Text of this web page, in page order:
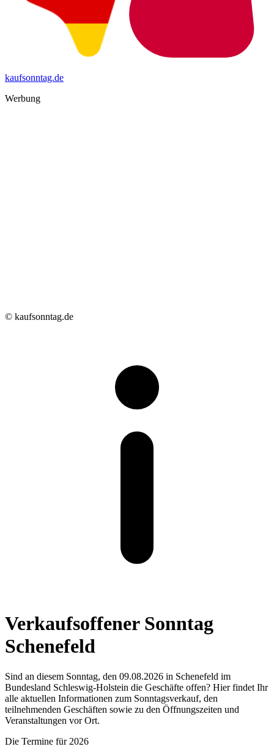
kaufsonntag.de
Werbung
© kaufsonntag.de
Verkaufsoffener Sonntag
Schenefeld
Sind an diesem Sonntag, den 09.08.2026 in Schenefeld im
Bundesland Schleswig-Holstein die Geschäfte offen? Hier findet Ihr
alle aktuellen Informationen zum Sonntagsverkauf, den
teilnehmenden Geschäften sowie zu den Öffnungszeiten und
Veranstaltungen vor Ort.
Die Termine für 2026